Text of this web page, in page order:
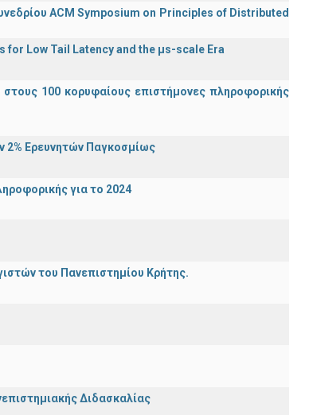
ACM Symposium on Principles of Distributed
for Low Tail Latency and the μs-scale Era
100 κορυφαίους επιστήμονες πληροφορικής
Ερευνητών Παγκοσμίως
για το 2024
του Πανεπιστημίου Κρήτης.
Διδασκαλίας